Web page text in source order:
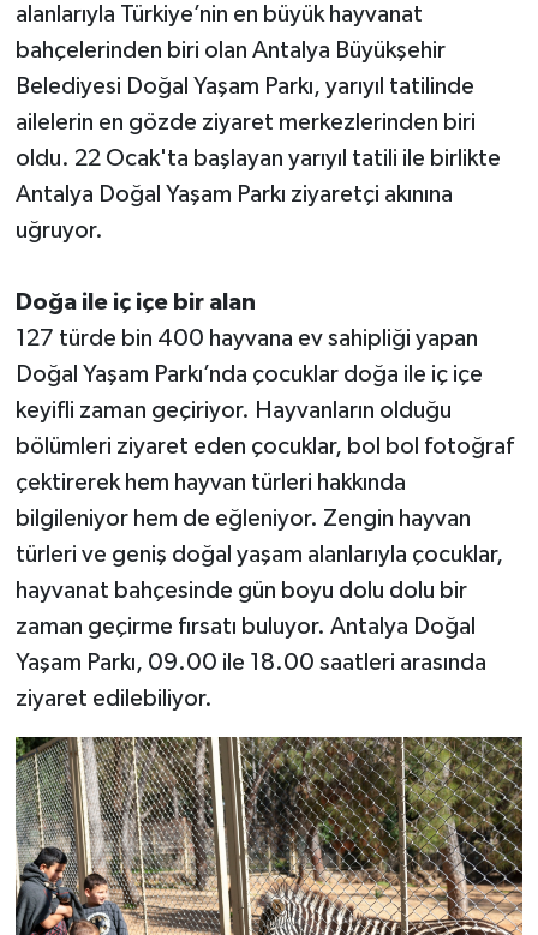
alanlarıyla Türkiye’nin en büyük hayvanat
bahçelerinden biri olan Antalya Büyükşehir
Belediyesi Doğal Yaşam Parkı, yarıyıl tatilinde
ailelerin en gözde ziyaret merkezlerinden biri
oldu. 22 Ocak'ta başlayan yarıyıl tatili ile birlikte
Antalya Doğal Yaşam Parkı ziyaretçi akınına
uğruyor.
Doğa ile iç içe bir alan
127 türde bin 400 hayvana ev sahipliği yapan
Doğal Yaşam Parkı’nda çocuklar doğa ile iç içe
keyifli zaman geçiriyor. Hayvanların olduğu
bölümleri ziyaret eden çocuklar, bol bol fotoğraf
çektirerek hem hayvan türleri hakkında
bilgileniyor hem de eğleniyor. Zengin hayvan
türleri ve geniş doğal yaşam alanlarıyla çocuklar,
hayvanat bahçesinde gün boyu dolu dolu bir
zaman geçirme fırsatı buluyor. Antalya Doğal
Yaşam Parkı, 09.00 ile 18.00 saatleri arasında
ziyaret edilebiliyor.
Teknoloji
Televizyon
Turizm
Yaşam